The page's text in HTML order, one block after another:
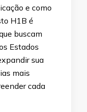
e como
H1B é
buscam
Estados
sua
mais
cada